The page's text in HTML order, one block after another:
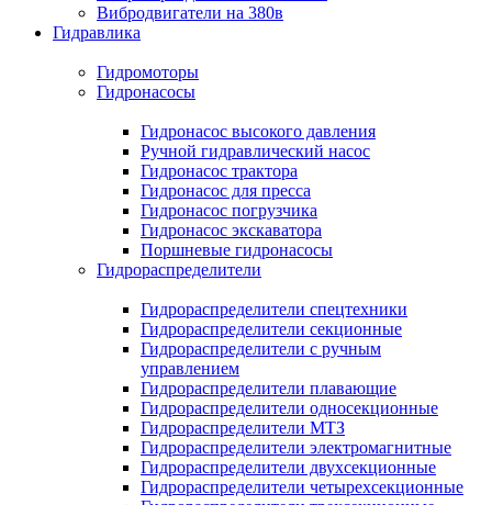
Вибродвигатели на 380в
Гидравлика
Гидромоторы
Гидронасосы
Гидронасос высокого давления
Ручной гидравлический насос
Гидронасос трактора
Гидронасос для пресса
Гидронасос погрузчика
Гидронасос экскаватора
Поршневые гидронасосы
Гидрораспределители
Гидрораспределители спецтехники
Гидрораспределители секционные
Гидрораспределители с ручным
управлением
Гидрораспределители плавающие
Гидрораспределители односекционные
Гидрораспределители МТЗ
Гидрораспределители электромагнитные
Гидрораспределители двухсекционные
Гидрораспределители четырехсекционные